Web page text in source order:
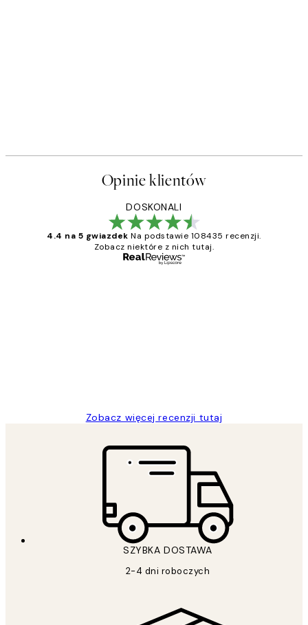
Opinie klientów
DOSKONALI
4.4 na 5 gwiazdek Na podstawie 108435 recenzji.
Zobacz niektóre z nich tutaj.
Zobacz więcej recenzji tutaj
SZYBKA DOSTAWA
2-4 dni roboczych